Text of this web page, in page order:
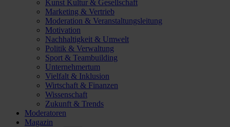
Kunst Kultur & Gesellschaft
Marketing & Vertrieb
Moderation & Veranstaltungsleitung
Motivation
Nachhaltigkeit & Umwelt
Politik & Verwaltung
Sport & Teambuilding
Unternehmertum
Vielfalt & Inklusion
Wirtschaft & Finanzen
Wissenschaft
Zukunft & Trends
Moderatoren
Magazin